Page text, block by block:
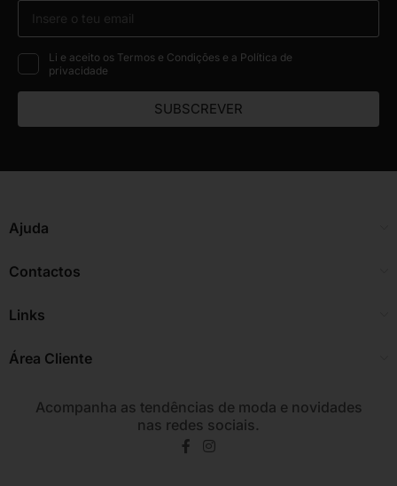
Li e aceito os Termos e Condições e a Política de
privacidade
SUBSCREVER
Ajuda
Contactos
Links
Área Cliente
Acompanha as tendências de moda e novidades
nas redes sociais.